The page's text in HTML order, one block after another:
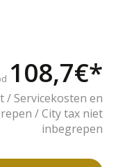
108,7€*
/ Servicekosten en
/ City tax niet
inbegrepen